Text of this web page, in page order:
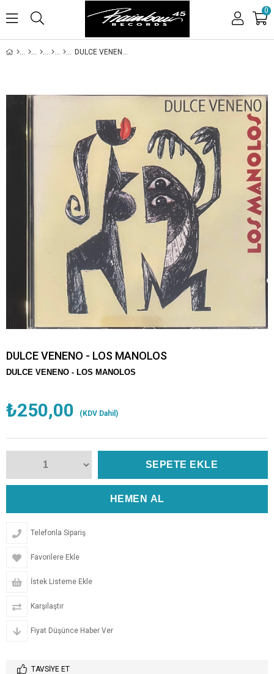
0
DULCE VENENO - LOS MANOLOS
DULCE VENENO - LOS MANOLOS
DULCE VENENO - LOS MANOLOS
₺250,00 (KDV Dahil)
Telefonla Sipariş
Favorilere Ekle
İstek Listeme Ekle
Karşılaştır
Fiyat Düşünce Haber Ver
TAVSIYE ET